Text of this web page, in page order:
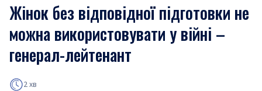
Жінок без відповідної підготовки не
можна використовувати у війні –
генерал-лейтенант
2 хв